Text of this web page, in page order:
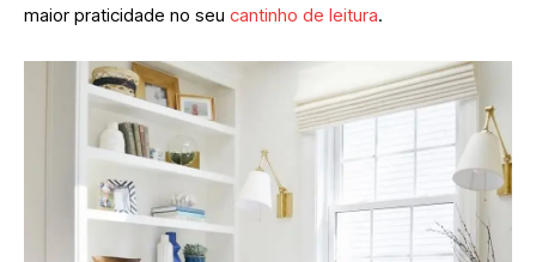
maior praticidade no seu cantinho de leitura.